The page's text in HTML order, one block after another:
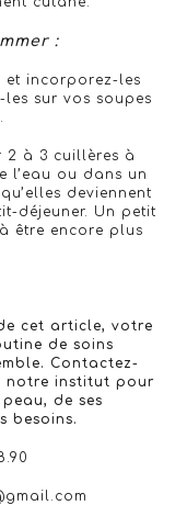
:
et incorporez-les
sur vos soupes
2 à 3 cuillères à
l’eau ou dans un
deviennent
déjeuner. Un petit
être encore plus
cet article, votre
de soins
Contactez-
notre institut pour
de ses
besoins.